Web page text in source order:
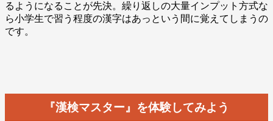
るようになることが先決。繰り返しの大量インプット方式な
ら小学生で習う程度の漢字はあっという間に覚えてしまうの
です。
『漢検マスター』を体験してみよう